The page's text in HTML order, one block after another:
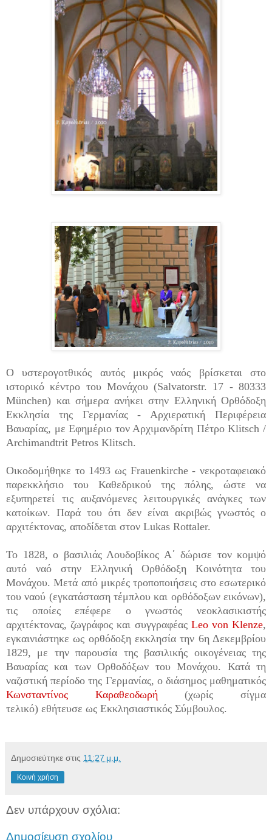
Ο υστερογοτθικός αυτός μικρός ναός βρίσκεται στο
ιστορικό κέντρο του Μονάχου (Salvatorstr. 17 - 80333
München) και σήμερα ανήκει στην Ελληνική Ορθόδοξη
Εκκλησία της Γερμανίας - Αρχιερατική Περιφέρεια
Βαυαρίας, με Εφημέριο τον Αρχιμανδρίτη Πέτρο Klitsch /
Archimandtrit Petros Klitsch.
Οικοδομήθηκε το 1493 ως Frauenkirche - νεκροταφειακό
παρεκκλήσιο του Καθεδρικού της πόλης, ώστε να
εξυπηρετεί τις αυξανόμενες λειτουργικές ανάγκες των
κατοίκων. Παρά του ότι δεν είναι ακριβώς γνωστός ο
αρχιτέκτονας, αποδίδεται στον Lukas Rottaler.
Το 1828, ο βασιλιάς Λουδοβίκος Α΄ δώρισε τον κομψό
αυτό ναό στην Ελληνική Ορθόδοξη Κοινότητα του
Μονάχου. Μετά από μικρές τροποποιήσεις στο εσωτερικό
του ναού (εγκατάσταση τέμπλου και ορθόδοξων εικόνων),
τις οποίες επέφερε ο γνωστός νεοκλασικιστής
αρχιτέκτονας, ζωγράφος και συγγραφέας Leo von Klenze,
εγκαινιάστηκε ως ορθόδοξη εκκλησία την 6η Δεκεμβρίου
1829, με την παρουσία της βασιλικής οικογένειας της
Βαυαρίας και των Ορθοδόξων του Μονάχου. Κατά τη
ναζιστική περίοδο της Γερμανίας, ο διάσημος μαθηματικός
Κωνσταντίνος Καραθεοδωρή(χωρίς σίγμα
τελικό) εθήτευσε ως Εκκλησιαστικός Σύμβουλος.
Δημοσιεύτηκε στις 11:27 μ.μ.
Κοινή χρήση
Δεν υπάρχουν σχόλια:
Δημοσίευση σχολίου